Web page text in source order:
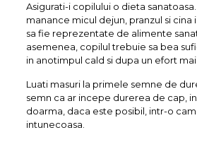
Asigurati-i copilului o dieta
manance micul dejun, pranzul si
sa fie reprezentate de alimente
asemenea, copilul trebuie sa bea
in anotimpul cald si dupa un efort mai
Luati masuri la primele semne de
semn ca ar incepe durerea de cap,
doarma, daca este posibil, intr-o
intunecoasa.